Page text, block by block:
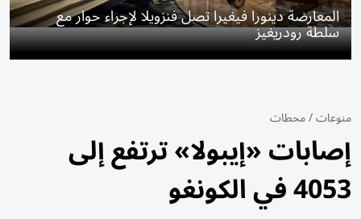
المعارضة دينورا فيغيرا تصل فنزويلا لإجراء حوار مع
سلطة رودريغيز
منوعات/محطات
إصابات «إيبولا» ترتفع إلى
4053 في الكونغو